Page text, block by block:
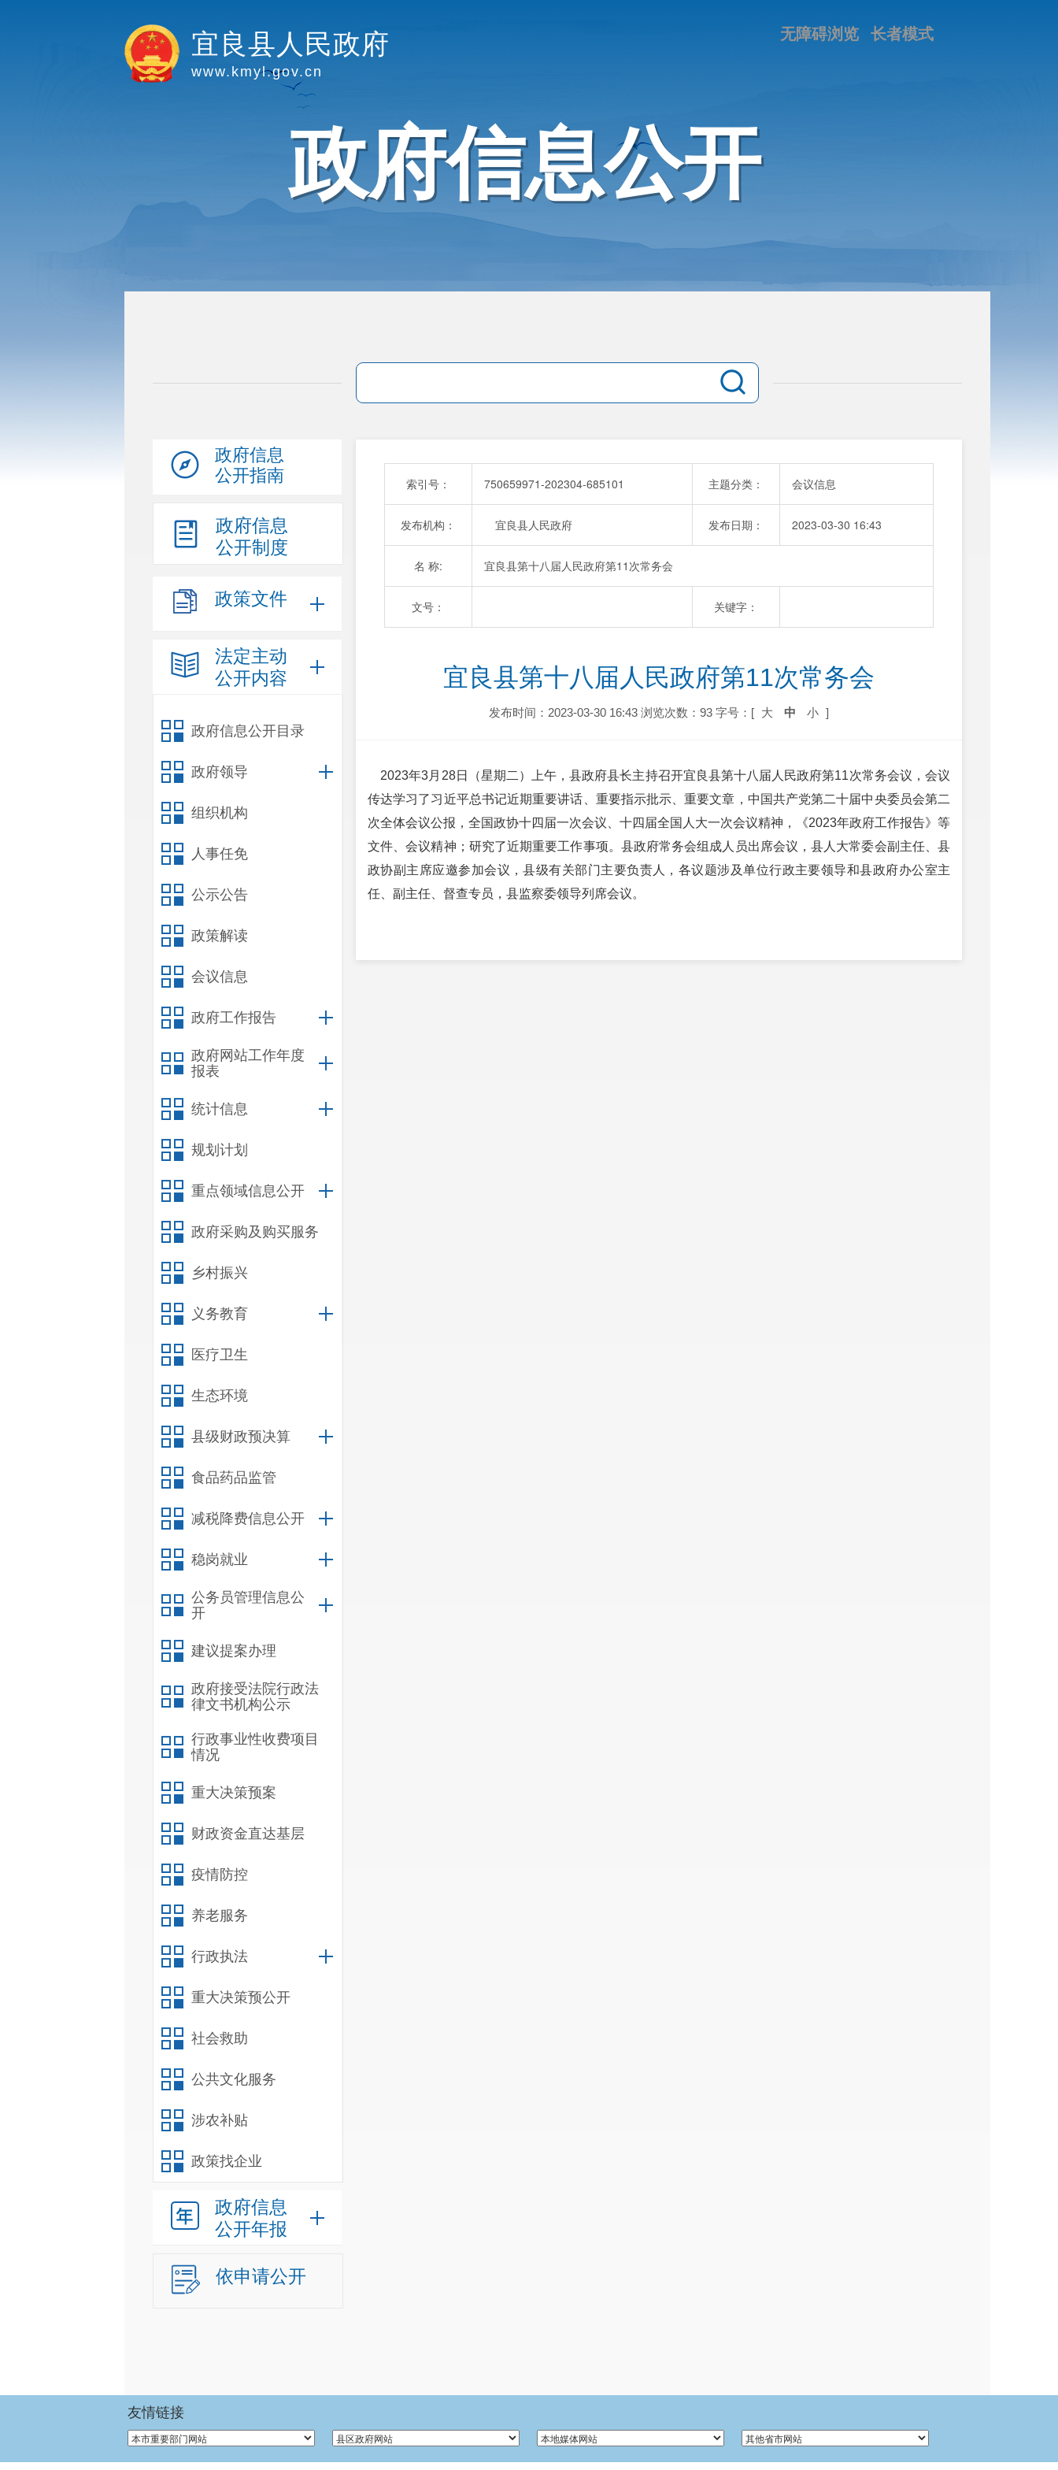
宜良县人民政府
www.kmyl.gov.cn
长者模式
无障碍浏览
政府信息公开
政府信息
公开指南
政府信息
公开制度
政策文件
法定主动
公开内容
政府信息公开目录
政府领导
组织机构
人事任免
公示公告
政策解读
会议信息
政府工作报告
政府网站工作年度
报表
统计信息
规划计划
重点领域信息公开
政府采购及购买服务
乡村振兴
义务教育
医疗卫生
生态环境
县级财政预决算
食品药品监管
减税降费信息公开
稳岗就业
公务员管理信息公
开
建议提案办理
政府接受法院行政法
律文书机构公示
行政事业性收费项目
情况
重大决策预案
财政资金直达基层
疫情防控
养老服务
行政执法
重大决策预公开
社会救助
公共文化服务
涉农补贴
政策找企业
政府信息
公开年报
依申请公开
索引号： 750659971-202304-685101 主题分类： 会议信息
发布机构： 宜良县人民政府 发布日期： 2023-03-30 16:43
名 称: 宜良县第十八届人民政府第11次常务会
文号： 关键字：
宜良县第十八届人民政府第11次常务会
发布时间：2023-03-30 16:43 浏览次数：93 字号：[ 大 中 小 ]
2023年3月28日（星期二）上午，县政府县长主持召开宜良县第十八届人民政府第11次常务会议，会议
传达学习了习近平总书记近期重要讲话、重要指示批示、重要文章，中国共产党第二十届中央委员会第二
次全体会议公报，全国政协十四届一次会议、十四届全国人大一次会议精神，《2023年政府工作报告》等
文件、会议精神；研究了近期重要工作事项。县政府常务会组成人员出席会议，县人大常委会副主任、县
政协副主席应邀参加会议，县级有关部门主要负责人，各议题涉及单位行政主要领导和县政府办公室主
任、副主任、督查专员，县监察委领导列席会议。
友情链接